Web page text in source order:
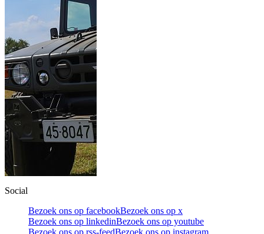
Social
Bezoek ons op facebookBezoek ons op x
Bezoek ons op linkedinBezoek ons op youtube
Bezoek ons op rss-feedBezoek ons op instagram